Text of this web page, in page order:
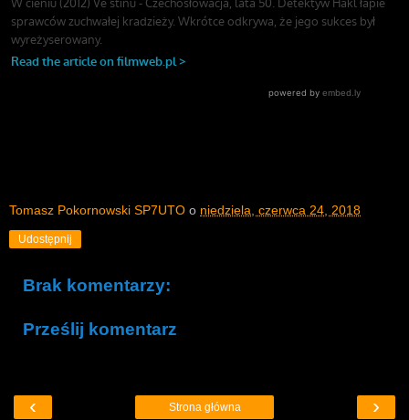
Tomasz Pokornowski SP7UTO o niedziela, czerwca 24, 2018
Udostępnij
Brak komentarzy:
Prześlij komentarz
‹ ›
Strona główna